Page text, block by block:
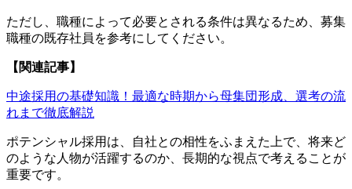
ただし、職種によって必要とされる条件は異なるため、募集
職種の既存社員を参考にしてください。
【関連記事】
中途採用の基礎知識！最適な時期から母集団形成、選考の流
れまで徹底解説
ポテンシャル採用は、自社との相性をふまえた上で、将来ど
のような人物が活躍するのか、長期的な視点で考えることが
重要です。